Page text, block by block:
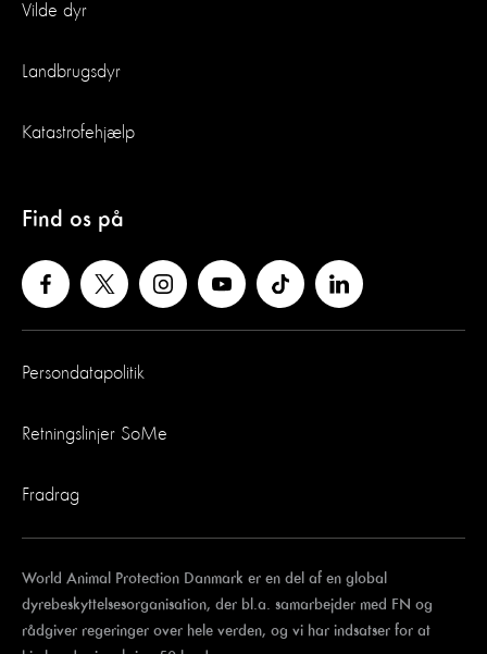
Vilde dyr
Landbrugsdyr
Katastrofehjælp
Find os på
Persondatapolitik
Retningslinjer SoMe
Fradrag
World Animal Protection Danmark er en del af en global
dyrebeskyttelsesorganisation, der bl.a. samarbejder med FN og
rådgiver regeringer over hele verden, og vi har indsatser for at